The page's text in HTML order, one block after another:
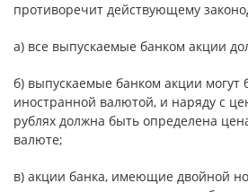
противоречит действующему
а) все выпускаемые банком акции
б) выпускаемые банком акции могут
иностранной валютой, и наряду с
рублях должна быть определена
валюте;
в) акции банка, имеющие двойной